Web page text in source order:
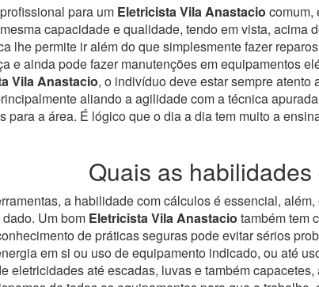
para um Eletricista Vila Anastacio comum,
capacidade e qualidade, tendo em vista,
lhe permite ir além do que simplesmente fazer
e ainda pode fazer manutenções em equipamentos
Vila Anastacio, o indivíduo deve estar sempre
aliando a agilidade com a técnica
para a área. É lógico que o dia a dia tem muito a
Quais as
a habilidade com cálculos é essencial,
Um bom Eletricista Vila Anastacio também tem
de práticas seguras pode evitar sérios
em si ou uso de equipamento indicado, ou até
eletricidades até escadas, luvas e também